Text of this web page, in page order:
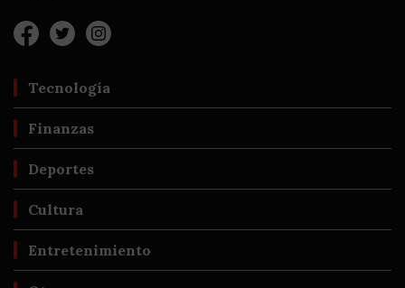
Tecnología
Finanzas
Deportes
Cultura
Entretenimiento